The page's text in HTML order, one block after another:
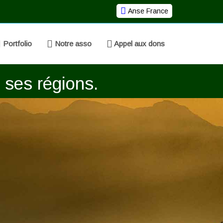
Anse France
Portfolio Notre asso Appel aux dons
régions.